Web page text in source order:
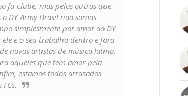
fã-clube, mas pelos outros que
DY Army Brasil não somos
simplesmente por amor ao DY
e o seu trabalho dentro e fora
novos artistas de música latina,
aqueles que tem amor pela
estamos todos arrasados